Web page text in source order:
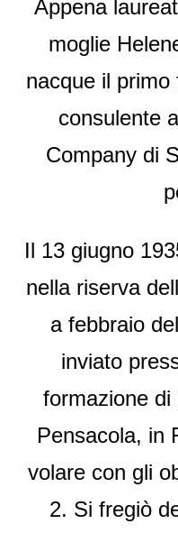
Appena
moglie
nacque il
consulente
Company di
Il 13 giugno
nella riserva
a febbraio
inviato
formazione di
Pensacola, in
volare con gli
2. Si fregiò